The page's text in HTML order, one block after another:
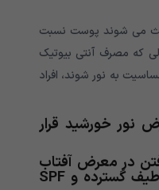
می شوند پوست نسبت
که مصرف آنتی بیوتیک
به نور شوند، افراد
نور خورشید قرار
در معرض آفتاب
از ضد آفتاب های با طیف گسترده و SPF